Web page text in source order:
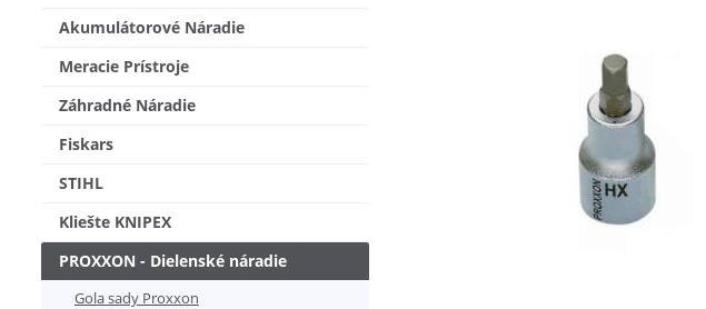
Akumulátorové Náradie
Meracie Prístroje
Záhradné Náradie
Fiskars
STIHL
Kliešte KNIPEX
PROXXON - Dielenské náradie
Gola sady Proxxon